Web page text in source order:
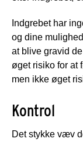
Indgrebet har
og dine
at blive gravid
øget risiko for at
men ikke øget
Kontrol
Det stykke væv